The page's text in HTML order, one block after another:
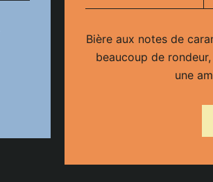
Bière aux notes de
beaucoup de
une